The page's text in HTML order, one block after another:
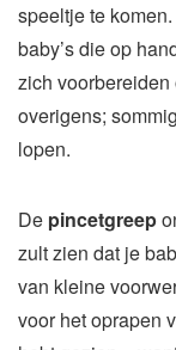
speeltje te
baby’s die op
zich voorbereiden
overigens;
lopen.
De pincetgreep
zult zien dat je
van kleine
voor het oprapen